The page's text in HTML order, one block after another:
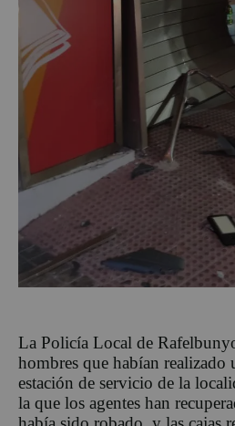
La Policía Local de
hombres que habían realizado
estación de servicio de la
la que los agentes han